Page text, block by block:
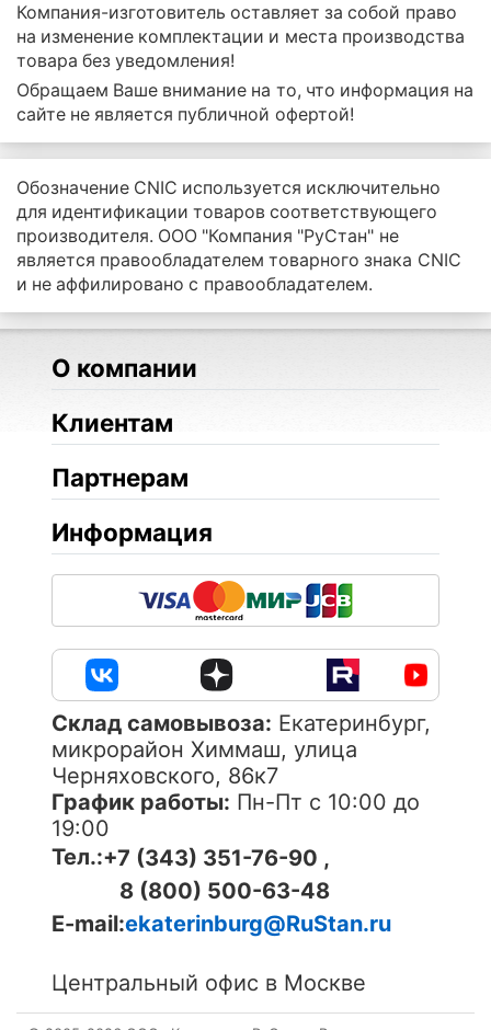
Компания-изготовитель оставляет за собой право
на изменение комплектации и места производства
товара без уведомления!
Обращаем Ваше внимание на то, что информация на
сайте не является публичной офертой!
Обозначение CNIC используется исключительно
для идентификации товаров соответствующего
производителя. ООО "Компания "РуСтан" не
является правообладателем товарного знака CNIC
и не аффилировано с правообладателем.
О компании
Клиентам
Партнерам
Информация
Cклад самовывоза: Екатеринбург,
микрорайон Химмаш, улица
Черняховского, 86к7
График работы: Пн-Пт с 10:00 до
19:00
Тел.:+7 (343) 351-76-90 ,
8 (800) 500-63-48
E-mail:ekaterinburg@RuStan.ru
Центральный офис в Москве